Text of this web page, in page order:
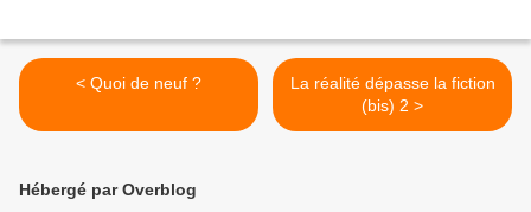
< Quoi de neuf ?
La réalité dépasse la fiction
(bis) 2 >
Hébergé par Overblog